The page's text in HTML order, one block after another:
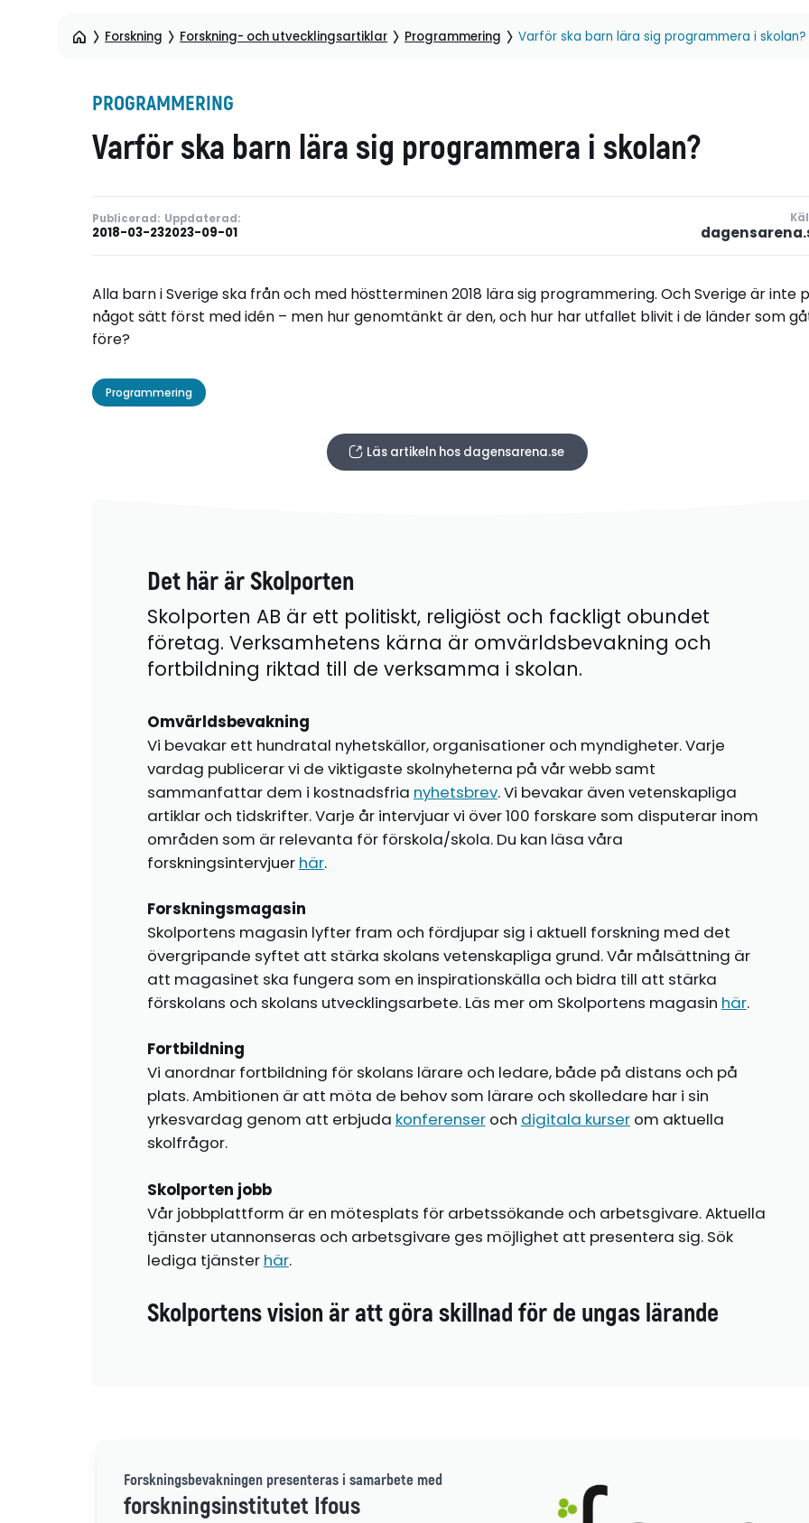
Forskning Forskning- och utvecklingsartiklar Programmering Varför ska barn lära sig programmera i skolan?
PROGRAMMERING
Varför ska barn lära sig programmera i skolan?
Publicerad:
2018-03-23
Uppdaterad:
2023-09-01
Alla barn i Sverige ska från och med höstterminen 2018 lära sig programmering. Och Sverige är inte
något sätt först med idén – men hur genomtänkt är den, och hur har utfallet blivit i de länder som
före?
Programmering
Läs artikeln hos dagensarena.se
Det här är Skolporten
Skolporten AB är ett politiskt, religiöst och fackligt obundet
företag. Verksamhetens kärna är omvärldsbevakning och
fortbildning riktad till de verksamma i skolan.
Omvärldsbevakning
Vi bevakar ett hundratal nyhetskällor, organisationer och myndigheter. Varje
vardag publicerar vi de viktigaste skolnyheterna på vår webb samt
sammanfattar dem i kostnadsfria nyhetsbrev. Vi bevakar även vetenskapliga
artiklar och tidskrifter. Varje år intervjuar vi över 100 forskare som disputerar inom
områden som är relevanta för förskola/skola. Du kan läsa våra
forskningsintervjuer här.
Forskningsmagasin
Skolportens magasin lyfter fram och fördjupar sig i aktuell forskning med det
övergripande syftet att stärka skolans vetenskapliga grund. Vår målsättning är
att magasinet ska fungera som en inspirationskälla och bidra till att stärka
förskolans och skolans utvecklingsarbete. Läs mer om Skolportens magasin här.
Fortbildning
Vi anordnar fortbildning för skolans lärare och ledare, både på distans och på
plats. Ambitionen är att möta de behov som lärare och skolledare har i sin
yrkesvardag genom att erbjuda konferenseroch digitala kurserom aktuella
skolfrågor.
Skolporten jobb
Vår jobbplattform är en mötesplats för arbetssökande och arbetsgivare. Aktuella
tjänster utannonseras och arbetsgivare ges möjlighet att presentera sig. Sök
lediga tjänster här.
Skolportens vision är att göra skillnad för de ungas lärande
Forskningsbevakningen presenteras i samarbete med
forskningsinstitutet Ifous